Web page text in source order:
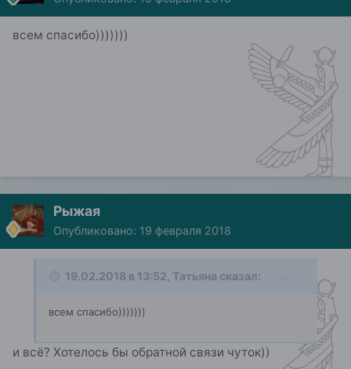
всем спасибо)))))))
Рыжая
Опубликовано: 19 февраля 2018
19.02.2018 в 13:52, Татьяна сказал:
всем спасибо)))))))
и всё? Хотелось бы обратной связи чуток))